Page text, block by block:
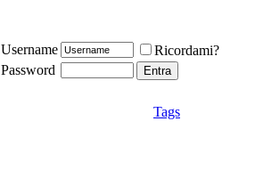
Username
Ricordami?
Password
Tags